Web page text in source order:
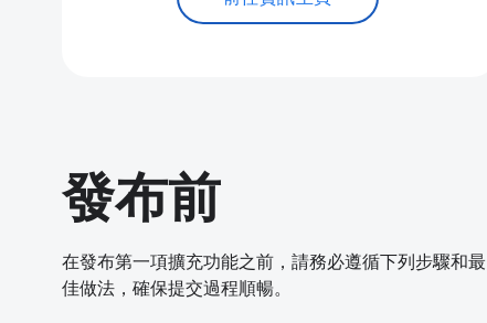
發布前
在發布第一項擴充功能之前，請務必遵循下列步驟和最
佳做法，確保提交過程順暢。